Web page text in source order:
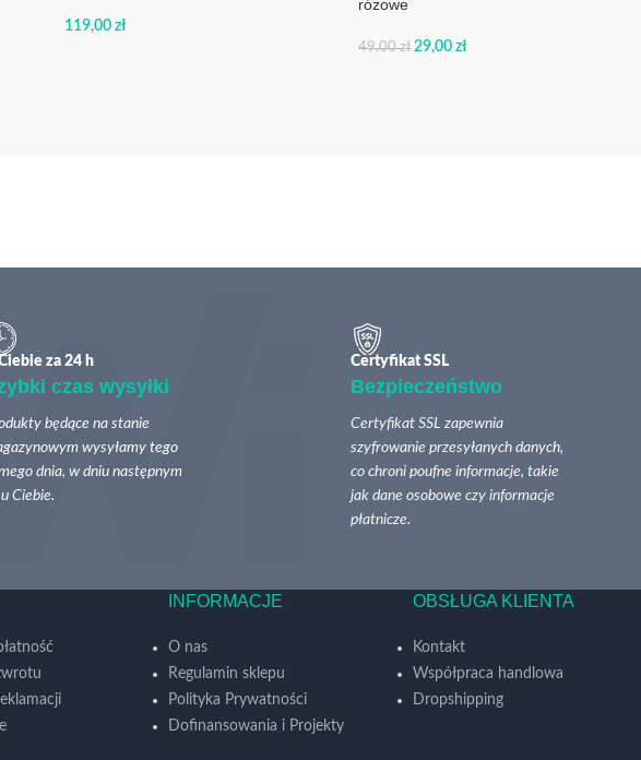
119,00zł
różowe
49,00zł 29,00zł
za 24 h
czas wysyłki
będące na stanie
wysyłamy tego
dnia, w dniu następnym
Ciebie.
Certyfikat SSL
Bezpieczeństwo
Certyfikat SSL zapewnia
szyfrowanie przesyłanych danych,
co chroni poufne informacje, takie
jak dane osobowe czy informacje
płatnicze.
INFORMACJE
O nas
Regulamin sklepu
Polityka Prywatności
Dofinansowania i Projekty
OBSŁUGA KLIENTA
Kontakt
Współpraca handlowa
Dropshipping